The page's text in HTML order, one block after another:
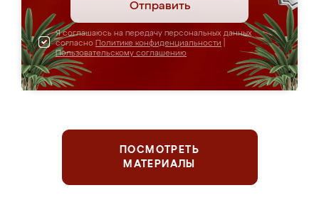
Отправить
Я соглашаюсь на передачу персональных данных
согласно Политике конфиденциальности
Пользовательскому соглашению
ПОСМОТРЕТЬ
МАТЕРИАЛЫ